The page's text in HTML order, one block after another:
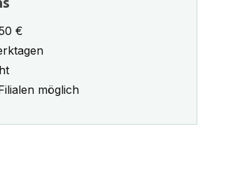
€
möglich